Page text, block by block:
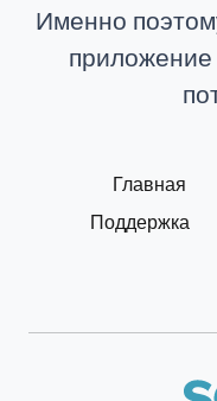
Именно
приложение
Главная
Поддержка